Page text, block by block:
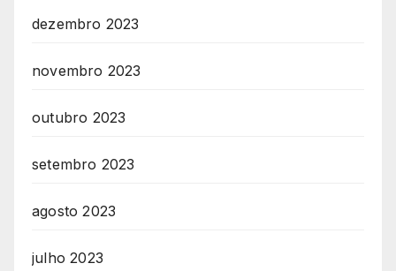
dezembro 2023
novembro 2023
outubro 2023
setembro 2023
agosto 2023
julho 2023